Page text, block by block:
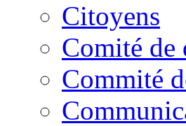
Citoyens
Comité de
Commité